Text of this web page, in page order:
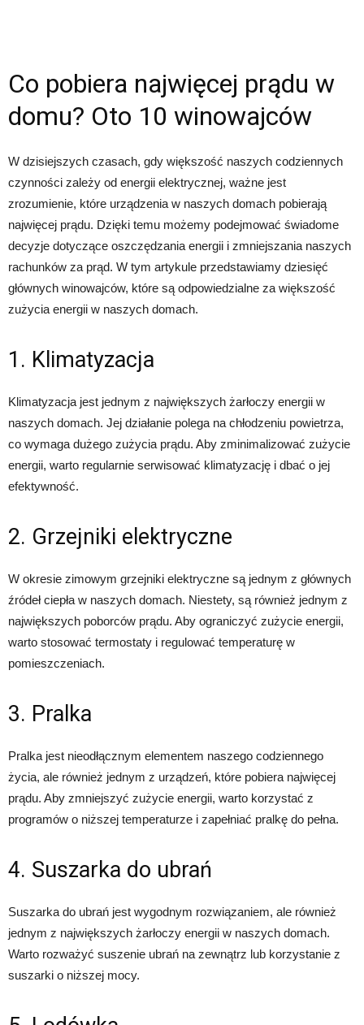
Co pobiera najwięcej prądu w
domu? Oto 10 winowajców
W dzisiejszych czasach, gdy większość naszych codziennych
czynności zależy od energii elektrycznej, ważne jest
zrozumienie, które urządzenia w naszych domach pobierają
najwięcej prądu. Dzięki temu możemy podejmować świadome
decyzje dotyczące oszczędzania energii i zmniejszania naszych
rachunków za prąd. W tym artykule przedstawiamy dziesięć
głównych winowajców, które są odpowiedzialne za większość
zużycia energii w naszych domach.
1. Klimatyzacja
Klimatyzacja jest jednym z największych żarłoczy energii w
naszych domach. Jej działanie polega na chłodzeniu powietrza,
co wymaga dużego zużycia prądu. Aby zminimalizować zużycie
energii, warto regularnie serwisować klimatyzację i dbać o jej
efektywność.
2. Grzejniki elektryczne
W okresie zimowym grzejniki elektryczne są jednym z głównych
źródeł ciepła w naszych domach. Niestety, są również jednym z
największych poborców prądu. Aby ograniczyć zużycie energii,
warto stosować termostaty i regulować temperaturę w
pomieszczeniach.
3. Pralka
Pralka jest nieodłącznym elementem naszego codziennego
życia, ale również jednym z urządzeń, które pobiera najwięcej
prądu. Aby zmniejszyć zużycie energii, warto korzystać z
programów o niższej temperaturze i zapełniać pralkę do pełna.
4. Suszarka do ubrań
Suszarka do ubrań jest wygodnym rozwiązaniem, ale również
jednym z największych żarłoczy energii w naszych domach.
Warto rozważyć suszenie ubrań na zewnątrz lub korzystanie z
suszarki o niższej mocy.